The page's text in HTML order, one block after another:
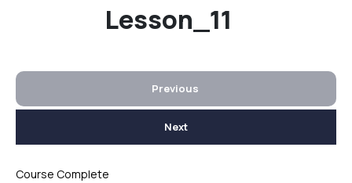
Lesson_11
Previous
Next
Course Complete